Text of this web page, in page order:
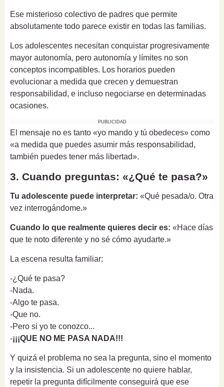
Ese misterioso colectivo de padres que permite
absolutamente todo parece existir en todas las familias.
Los adolescentes necesitan conquistar progresivamente
mayor autonomía, pero autonomía y límites no son
conceptos incompatibles. Los horarios pueden
evolucionar a medida que crecen y demuestran
responsabilidad, e incluso negociarse en determinadas
ocasiones.
PUBLICIDAD
El mensaje no es tanto «yo mando y tú obedeces» como
«a medida que puedes asumir más responsabilidad,
también puedes tener más libertad».
3. Cuando preguntas: «¿Qué te pasa?»
Tu adolescente puede interpretar: «Qué pesada/o. Otra
vez interrogándome.»
Cuando lo que realmente quieres decir es: «Hace días
que te noto diferente y no sé cómo ayudarte.»
La escena resulta familiar:
-¿Qué te pasa?
-Nada.
-Algo te pasa.
-Que no.
-Pero si yo te conozco...
-¡¡¡QUE NO ME PASA NADA!!!
Y quizá el problema no sea la pregunta, sino el momento
y la insistencia. Si un adolescente no quiere hablar,
repetir la pregunta difícilmente conseguirá que ese